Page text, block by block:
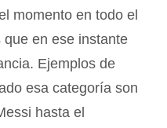
momento en todo el
en ese instante
Ejemplos de
esa categoría son
hasta el